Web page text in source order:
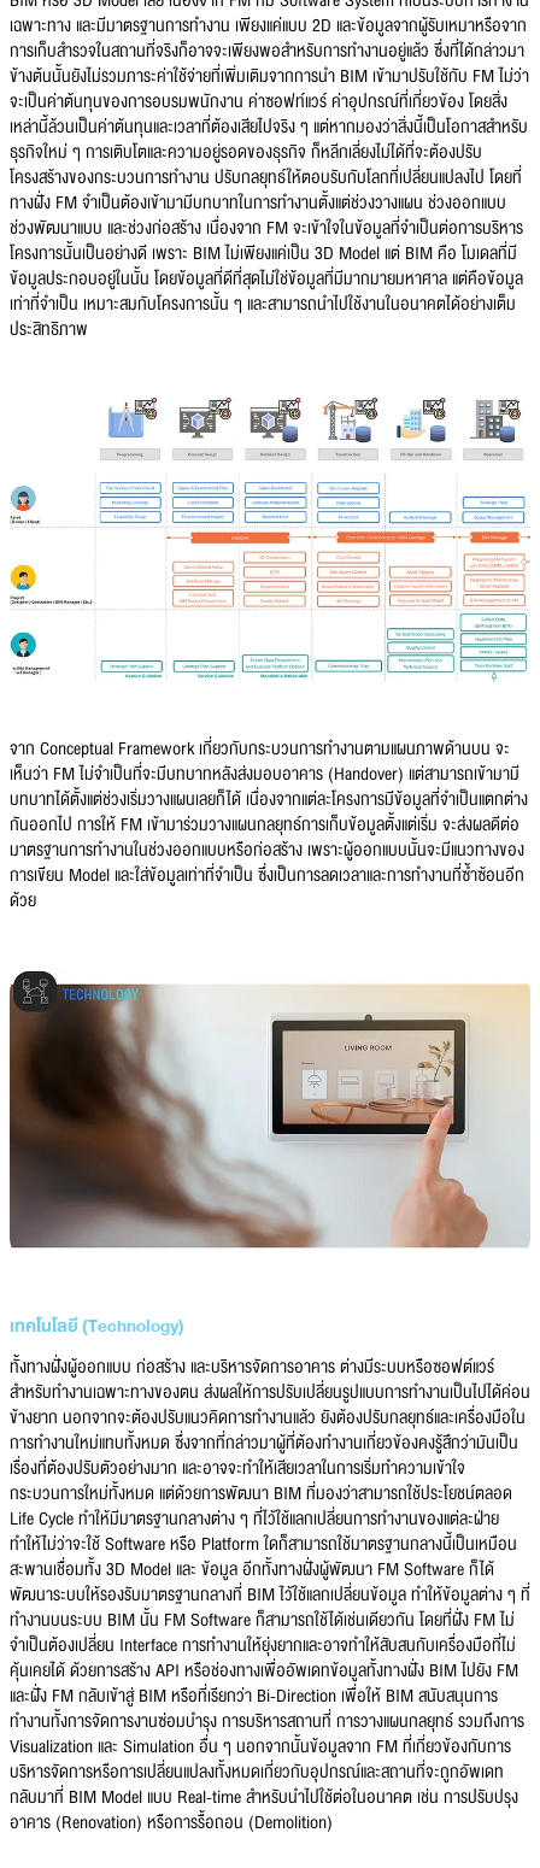
เฉพาะทาง และมีมาตรฐานการทำงาน เพียงแค่แบบ 2D และข้อมูลจากผู้รับเหมาหรือจาก
การเก็บสำรวจในสถานที่จริงก็อาจจะเพียงพอสำหรับการทำงานอยู่แล้ว ซึ่งที่ได้กล่าวมา
ข้างต้นนั้นยังไม่รวมภาระค่าใช้จ่ายที่เพิ่มเติมจากการนำ BIM เข้ามาปรับใช้กับ FM ไม่ว่า
จะเป็นค่าต้นทุนของการอบรมพนักงาน ค่าซอฟท์แวร์ ค่าอุปกรณ์ที่เกี่ยวข้อง โดยสิ่ง
เหล่านี้ล้วนเป็นค่าต้นทุนและเวลาที่ต้องเสียไปจริง ๆ แต่หากมองว่าสิ่งนี้เป็นโอกาสสำหรับ
ธุรกิจใหม่ ๆ การเติบโตและความอยู่รอดของธุรกิจ ก็หลีกเลี่ยงไม่ได้ที่จะต้องปรับ
โครงสร้างของกระบวนการทำงาน ปรับกลยุทธ์ให้ตอบรับกับโลกที่เปลี่ยนแปลงไป โดยที่
ทางฝั่ง FM จำเป็นต้องเข้ามามีบทบาทในการทำงานตั้งแต่ช่วงวางแผน ช่วงออกแบบ
ช่วงพัฒนาแบบ และช่วงก่อสร้าง เนื่องจาก FM จะเข้าใจในข้อมูลที่จำเป็นต่อการบริหาร
โครงการนั้นเป็นอย่างดี เพราะ BIM ไม่เพียงแค่เป็น 3D Model แต่ BIM คือ โมเดลที่มี
ข้อมูลประกอบอยู่ในนั้น โดยข้อมูลที่ดีที่สุดไม่ใช่ข้อมูลที่มีมากมายมหาศาล แต่คือข้อมูล
เท่าที่จำเป็น เหมาะสมกับโครงการนั้น ๆ และสามารถนำไปใช้งานในอนาคตได้อย่างเต็ม
ประสิทธิภาพ
จาก Conceptual Framework เกี่ยวกับกระบวนการทำงานตามแผนภาพด้านบน จะ
เห็นว่า FM ไม่จำเป็นที่จะมีบทบาทหลังส่งมอบอาคาร (Handover) แต่สามารถเข้ามามี
บทบาทได้ตั้งแต่ช่วงเริ่มวางแผนเลยก็ได้ เนื่องจากแต่ละโครงการมีข้อมูลที่จำเป็นแตกต่าง
กันออกไป การให้ FM เข้ามาร่วมวางแผนกลยุทธ์การเก็บข้อมูลตั้งแต่เริ่ม จะส่งผลดีต่อ
มาตรฐานการทำงานในช่วงออกแบบหรือก่อสร้าง เพราะผู้ออกแบบนั้นจะมีแนวทางของ
การเขียน Model และใส่ข้อมูลเท่าที่จำเป็น ซึ่งเป็นการลดเวลาและการทำงานที่ซ้ำซ้อนอีก
ด้วย
เทคโนโลยี (Technology)
ทั้งทางฝั่งผู้ออกแบบ ก่อสร้าง และบริหารจัดการอาคาร ต่างมีระบบหรือซอฟต์แวร์
สำหรับทำงานเฉพาะทางของตน ส่งผลให้การปรับเปลี่ยนรูปแบบการทำงานเป็นไปได้ค่อน
ข้างยาก นอกจากจะต้องปรับแนวคิดการทำงานแล้ว ยังต้องปรับกลยุทธ์และเครื่องมือใน
การทำงานใหม่แทบทั้งหมด ซึ่งจากที่กล่าวมาผู้ที่ต้องทำงานเกี่ยวข้องคงรู้สึกว่ามันเป็น
เรื่องที่ต้องปรับตัวอย่างมาก และอาจจะทำให้เสียเวลาในการเริ่มทำความเข้าใจ
กระบวนการใหม่ทั้งหมด แต่ด้วยการพัฒนา BIM ที่มองว่าสามารถใช้ประโยชน์ตลอด
Life Cycle ทำให้มีมาตรฐานกลางต่าง ๆ ที่ไว้ใช้แลกเปลี่ยนการทำงานของแต่ละฝ่าย
ทำให้ไม่ว่าจะใช้ Software หรือ Platform ใดก็สามารถใช้มาตรฐานกลางนี้เป็นเหมือน
สะพานเชื่อมทั้ง 3D Model และ ข้อมูล อีกทั้งทางฝั่งผู้พัฒนา FM Software ก็ได้
พัฒนาระบบให้รองรับมาตรฐานกลางที่ BIM ไว้ใช้แลกเปลี่ยนข้อมูล ทำให้ข้อมูลต่าง ๆ ที่
ทำงานบนระบบ BIM นั้น FM Software ก็สามารถใช้ได้เช่นเดียวกัน โดยที่ฝั่ง FM ไม่
จำเป็นต้องเปลี่ยน Interface การทำงานให้ยุ่งยากและอาจทำให้สับสนกับเครื่องมือที่ไม่
คุ้นเคยได้ ด้วยการสร้าง API หรือช่องทางเพื่ออัพเดทข้อมูลทั้งทางฝั่ง BIM ไปยัง FM
และฝั่ง FM กลับเข้าสู่ BIM หรือที่เรียกว่า Bi-Direction เพื่อให้ BIM สนับสนุนการ
ทำงานทั้งการจัดการงานซ่อมบำรุง การบริหารสถานที่ การวางแผนกลยุทธ์ รวมถึงการ
Visualization และ Simulation อื่น ๆ นอกจากนั้นข้อมูลจาก FM ที่เกี่ยวข้องกับการ
บริหารจัดการหรือการเปลี่ยนแปลงทั้งหมดเกี่ยวกับอุปกรณ์และสถานที่จะถูกอัพเดท
กลับมาที่ BIM Model แบบ Real-time สำหรับนำไปใช้ต่อในอนาคต เช่น การปรับปรุง
อาคาร (Renovation) หรือการรื้อถอน (Demolition)